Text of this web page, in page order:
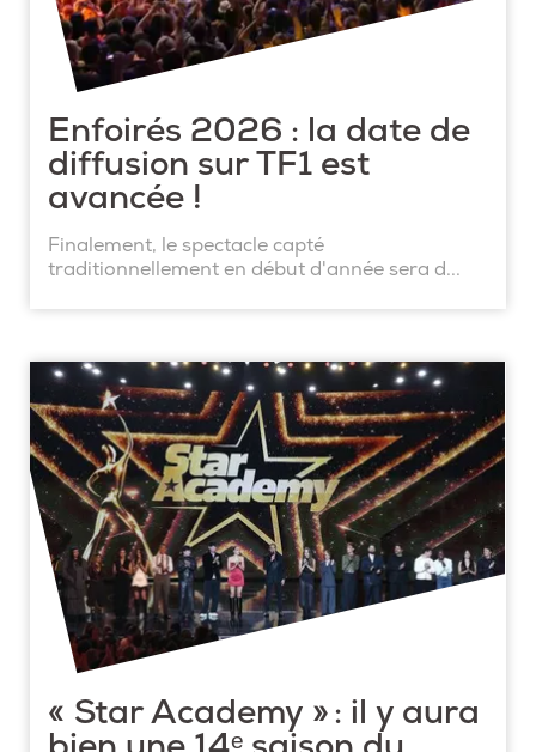
Enfoirés 2026 : la date de
diffusion sur TF1 est
avancée !
Finalement, le spectacle capté
traditionnellement en début d'année sera d...
« Star Academy » : il y aura